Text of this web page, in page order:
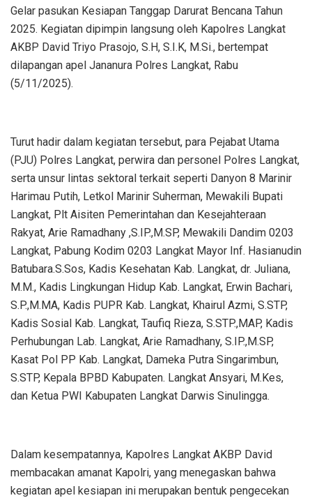
Gelar pasukan Kesiapan Tanggap Darurat Bencana Tahun
2025. Kegiatan dipimpin langsung oleh Kapolres Langkat
AKBP David Triyo Prasojo, S.H, S.I.K, M.Si., bertempat
dilapangan apel Jananura Polres Langkat, Rabu
(5/11/2025).
Turut hadir dalam kegiatan tersebut, para Pejabat Utama
(PJU) Polres Langkat, perwira dan personel Polres Langkat,
serta unsur lintas sektoral terkait seperti Danyon 8 Marinir
Harimau Putih, Letkol Marinir Suherman, Mewakili Bupati
Langkat, Plt Aisiten Pemerintahan dan Kesejahteraan
Rakyat, Arie Ramadhany ,S.IP.,M.SP, Mewakili Dandim 0203
Langkat, Pabung Kodim 0203 Langkat Mayor Inf. Hasianudin
Batubara.S.Sos, Kadis Kesehatan Kab. Langkat, dr. Juliana,
M.M., Kadis Lingkungan Hidup Kab. Langkat, Erwin Bachari,
S.P.,M.MA, Kadis PUPR Kab. Langkat, Khairul Azmi, S.STP,
Kadis Sosial Kab. Langkat, Taufiq Rieza, S.STP.,MAP, Kadis
Perhubungan Lab. Langkat, Arie Ramadhany, S.IP.,M.SP,
Kasat Pol PP Kab. Langkat, Dameka Putra Singarimbun,
S.STP, Kepala BPBD Kabupaten. Langkat Ansyari, M.Kes,
dan Ketua PWI Kabupaten Langkat Darwis Sinulingga.
Dalam kesempatannya, Kapolres Langkat AKBP David
membacakan amanat Kapolri, yang menegaskan bahwa
kegiatan apel kesiapan ini merupakan bentuk pengecekan